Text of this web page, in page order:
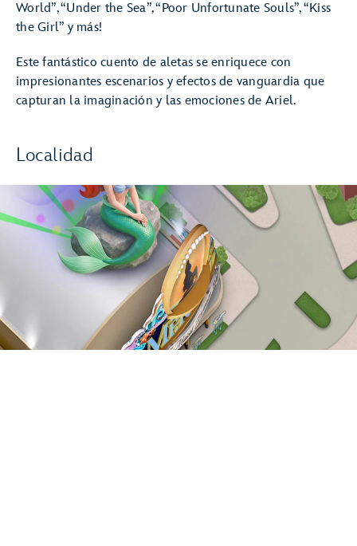
World”, “Under the Sea”, “Poor Unfortunate Souls”, “Kiss
the Girl” y más!
Este fantástico cuento de aletas se enriquece con
impresionantes escenarios y efectos de vanguardia que
capturan la imaginación y las emociones de Ariel.
Localidad